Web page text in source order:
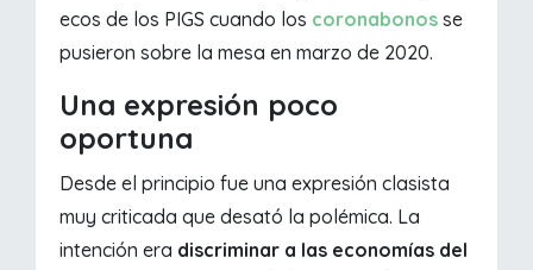
ecos de los PIGS cuando los coronabonos se
pusieron sobre la mesa en marzo de 2020.
Una expresión poco
oportuna
Desde el principio fue una expresión clasista
muy criticada que desató la polémica. La
intención era discriminar a las economías del